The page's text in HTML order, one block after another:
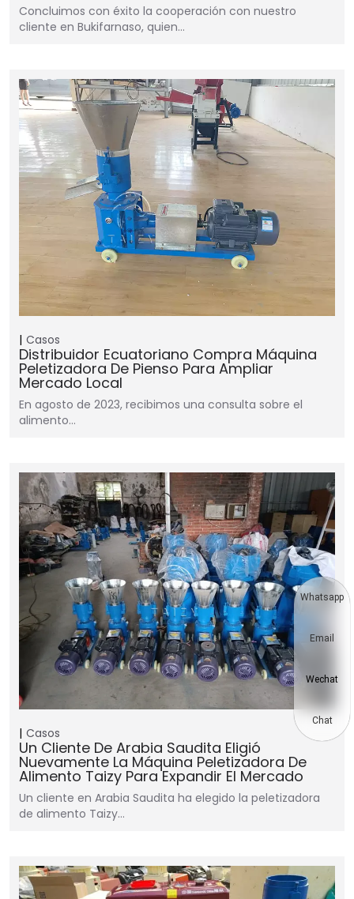
Concluimos con éxito la cooperación con nuestro
cliente en Bukifarnaso, quien…
Casos
Distribuidor Ecuatoriano Compra Máquina
Peletizadora De Pienso Para Ampliar
Mercado Local
En agosto de 2023, recibimos una consulta sobre el
alimento…
Casos
Un Cliente De Arabia Saudita Eligió
Nuevamente La Máquina Peletizadora De
Alimento Taizy Para Expandir El Mercado
Un cliente en Arabia Saudita ha elegido la peletizadora
de alimento Taizy…
Whatsapp
Email
Wechat
Chat